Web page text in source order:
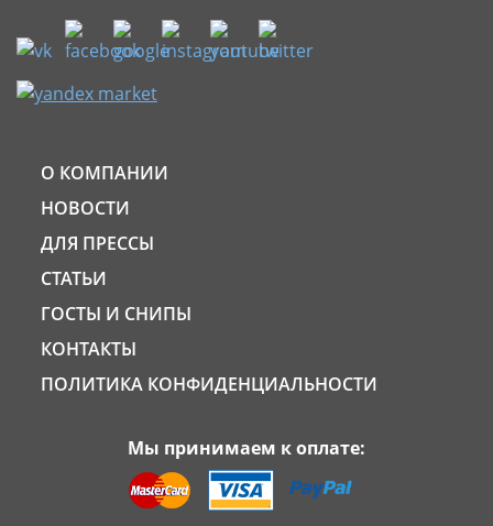
О КОМПАНИИ
НОВОСТИ
ДЛЯ ПРЕССЫ
СТАТЬИ
ГОСТЫ И СНИПЫ
КОНТАКТЫ
ПОЛИТИКА КОНФИДЕНЦИАЛЬНОСТИ
Мы принимаем к оплате: